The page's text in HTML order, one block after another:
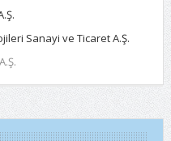
Sanayi ve Ticaret A.Ş.